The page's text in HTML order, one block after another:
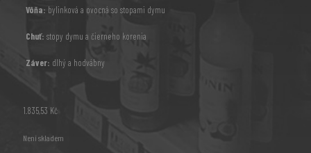
Vôňa: bylinková a ovocná so stopami dymu
Chuť: stopy dymu a čierneho korenia
Záver: dlhý a hodvábny
1.835,53 Kč
Není skladem